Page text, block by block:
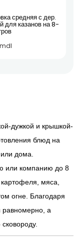
средняя с дер.
для казанов на 8-
mdl
дужкой и крышкой-
блюд на
дома.
или компанию до 8
мяса,
огне. Благодаря
равномерно, а